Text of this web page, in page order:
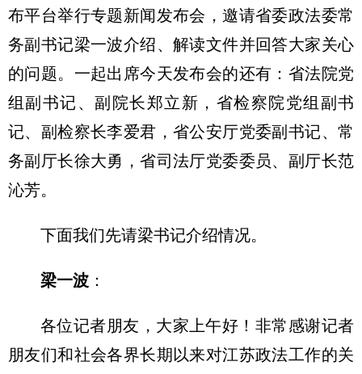
布平台举行专题新闻发布会，邀请省委政法委常
务副书记梁一波介绍、解读文件并回答大家关心
的问题。一起出席今天发布会的还有：省法院党
组副书记、副院长郑立新，省检察院党组副书
记、副检察长李爱君，省公安厅党委副书记、常
务副厅长徐大勇，省司法厅党委委员、副厅长范
沁芳。
下面我们先请梁书记介绍情况。
梁一波 ：
各位记者朋友，大家上午好！非常感谢记者
朋友们和社会各界长期以来对江苏政法工作的关